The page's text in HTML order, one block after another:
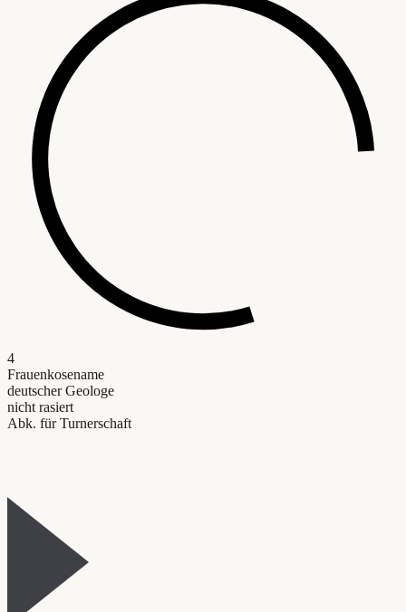
4
Frauenkosename
deutscher Geologe
nicht rasiert
Abk. für Turnerschaft